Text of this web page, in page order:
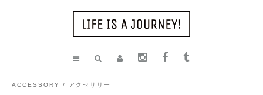
ACCESSORY / アクセサリー